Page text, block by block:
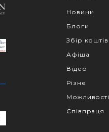
Новини
Блоги
Збір коштів
Афіша
Відео
Різне
Можливості
Співпраця